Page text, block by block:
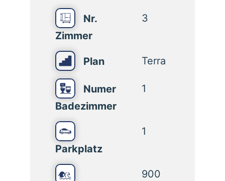
Nr.
Zimmer
3
Plan Terra
Numer
Badezimmer
1
Parkplatz
1
900